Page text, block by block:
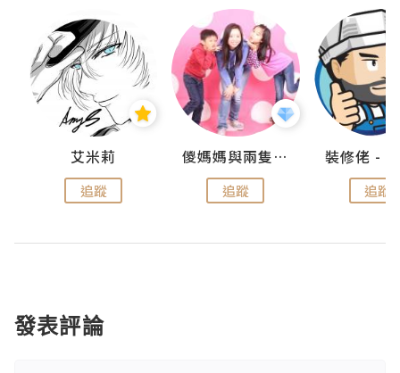
艾米莉
追蹤
儍媽媽與兩隻小魔怪之家
追蹤 追蹤
發表評論